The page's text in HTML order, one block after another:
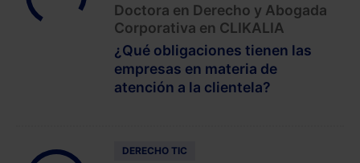
Doctora en Derecho y Abogada
Corporativa en CLIKALIA
¿Qué obligaciones tienen las
empresas en materia de
atención a la clientela?
DERECHO TIC